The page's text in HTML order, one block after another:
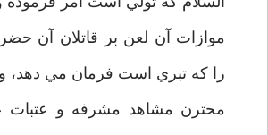
موازات آن لعن بر قاتلان آن
را که تبري است فرمان مي دهد، و
محترن مشاهد مشرفه و عتبات